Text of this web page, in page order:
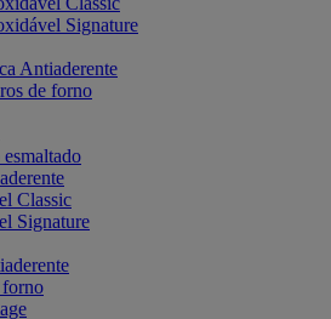
Signature
Antiaderente
de forno
Classic
Signature
forno